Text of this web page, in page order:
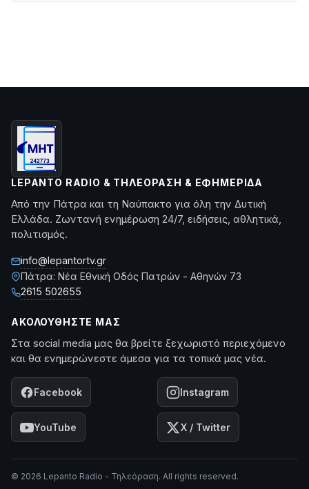
LEPANTO RADIO & ΤΗΛΕΌΡΑΣΗ & ΕΦΗΜΕΡΊΔΑ
Από την Πάτρα και τη Ναύπακτο για όλη την Δυτική
Ελλάδα. Ζωντανή ενημέρωση 24/7, ειδήσεις, αθλητικά,
πολιτισμός.
info@lepantortv.gr
Πάτρα: Νέα Εθνική Οδός Πατρών - Αθηνών 73
2615 502655
ΑΚΟΛΟΥΘΉΣΤΕ ΜΑΣ
Στα social media μας θα βρείτε ξεχωριστό περιεχόμενο
και θα ενημερώνεστε άμεσα για τα τοπικά μας νέα.
Facebook Instagram
YouTube X / Twitter
© 2026 Lepanto Radio - Τηλεόραση. All rights reserved.